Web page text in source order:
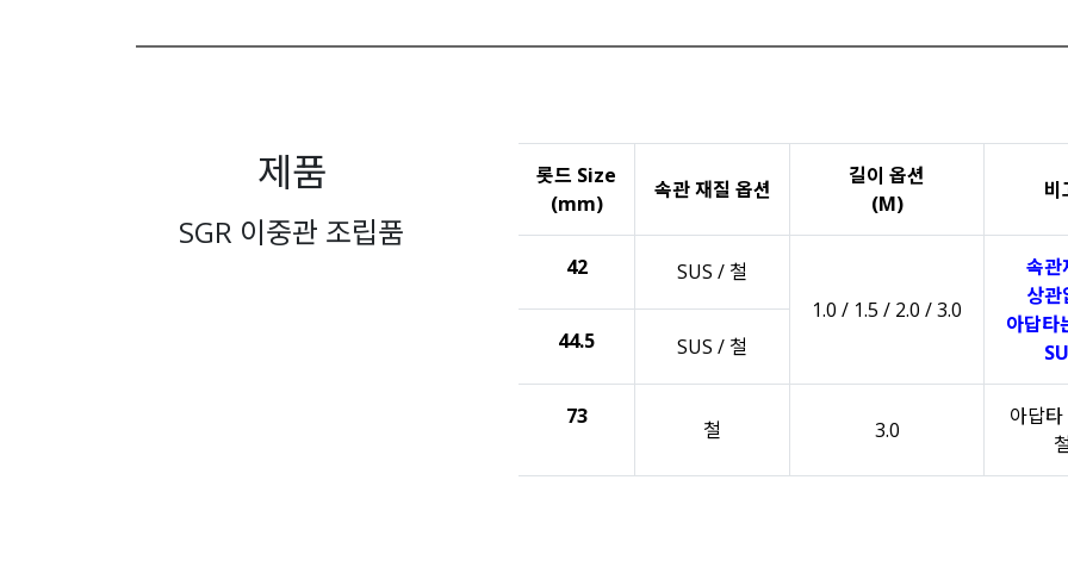
제품
SGR 이중관 조립품
롯드 Size
(mm)
속관 재질 옵션
길이 옵션
(M)
비
42
SUS / 철
1.0 / 1.5 / 2.0 / 3.0
속관
상관
아답타
44.5 SUS / 철
73
철 3.0
아답
철